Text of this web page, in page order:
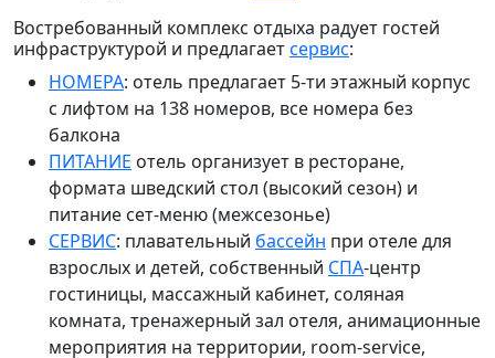
Востребованный комплекс отдыха радует гостей
инфраструктурой и предлагаетсервис:
НОМЕРА: отель предлагает 5-ти этажный корпус
с лифтом на 138 номеров, все номера без
балкона
ПИТАНИЕ отель организует в ресторане,
формата шведский стол (высокий сезон) и
питание сет-меню (межсезонье)
СЕРВИС: плавательный бассейн при отеле для
взрослых и детей, собственный СПА-центр
гостиницы, массажный кабинет, соляная
комната, тренажерный зал отеля, анимационные
мероприятия на территории, room-service,